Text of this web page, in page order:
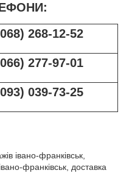
268-12-52
277-97-01
039-73-25
івано-франківськ,
франківськ, доставка